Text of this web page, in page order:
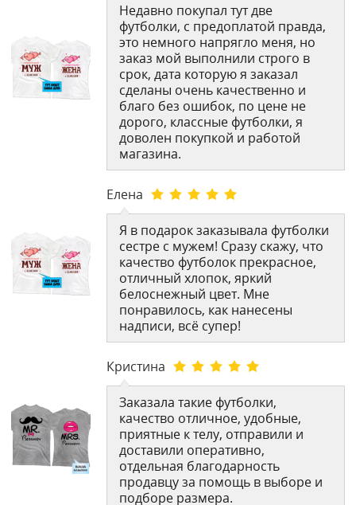
Недавно покупал тут две
футболки, с предоплатой правда,
это немного напрягло меня, но
заказ мой выполнили строго в
срок, дата которую я заказал
сделаны очень качественно и
благо без ошибок, по цене не
дорого, классные футболки, я
доволен покупкой и работой
магазина.
Елена
Я в подарок заказывала футболки
сестре с мужем! Сразу скажу, что
качество футболок прекрасное,
отличный хлопок, яркий
белоснежный цвет. Мне
понравилось, как нанесены
надписи, всё супер!
Кристина
Заказала такие футболки,
качество отличное, удобные,
приятные к телу, отправили и
доставили оперативно,
отдельная благодарность
продавцу за помощь в выборе и
подборе размера.